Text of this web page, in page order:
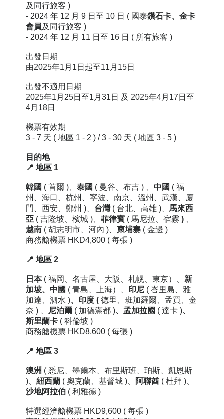
及同行旅客)
- 2024 年 12 月 9 日至 10 日 ( 國泰鑽石卡、金卡
會員及同行旅客 )
- 2024 年 12 月 11 日至 16 日 ( 所有旅客 )
出發日期
由2025年1月1日起至11月15日
出發不適用日期
2025年1月25日至1月31日 及 2025年4月17日至
4月18日
機票有效期
3 - 7 天 ( 地區 1 - 2 )/3 - 30 天 ( 地區 3 - 5 )
目的地
📍 地區 1
韓國 ( 首爾 )、泰國 ( 曼谷、布吉 ) 、中國 ( 福
州、海口、杭州、寧波、南京、溫州、武漢、廈
門、西安、鄭州 )、 台灣( 台北、高雄 )、馬來西
亞 ( 吉隆坡、檳城 )、菲律賓 ( 馬尼拉、宿霧)
越南 ( 胡志明市、河內 )、 柬埔寨 ( 金邊 )
商務艙機票 HKD4,800 ( 每張 )
📍 地區 2
日本( 福岡 、名古屋、大阪、札幌、東京）
新
加坡、中國 ( 青島、上海）、 印尼 ( 峇里島、雅
加達、泗水 )、 印度 ( 德里、班加羅爾、孟買、金
奈 )
尼泊爾 ( 加德滿都 )、 孟加拉國 ( 達卡 )、
斯里蘭卡 ( 科倫坡 )
商務艙機票 HKD8,600 ( 每張 )
📍 地區3
澳洲 ( 悉尼、墨爾本、布里斯班、珀斯、凱恩斯
) 、紐西蘭 ( 奧克蘭 、基督城 ) 阿聯酋 ( 杜拜 )、
沙地阿拉伯 ( 利雅德 )
特選經濟艙機票 HKD9,600 ( 每張 )